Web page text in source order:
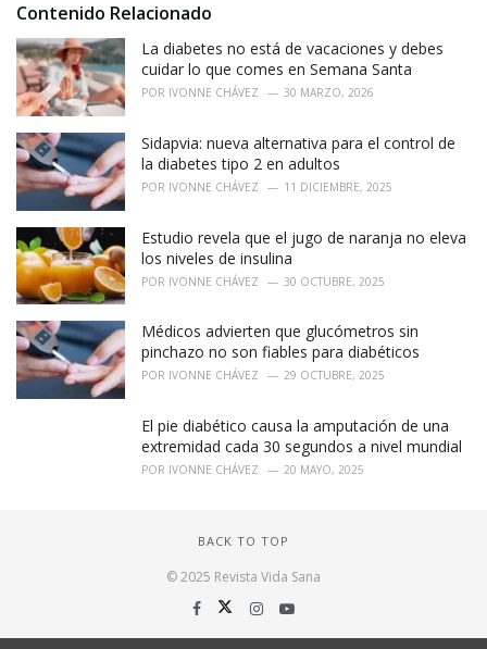
Contenido Relacionado
La diabetes no está de vacaciones y debes
cuidar lo que comes en Semana Santa
POR IVONNE CHÁVEZ 30 MARZO, 2026
Sidapvia: nueva alternativa para el control de
la diabetes tipo 2 en adultos
POR IVONNE CHÁVEZ 11 DICIEMBRE, 2025
Estudio revela que el jugo de naranja no eleva
los niveles de insulina
POR IVONNE CHÁVEZ 30 OCTUBRE, 2025
Médicos advierten que glucómetros sin
pinchazo no son fiables para diabéticos
POR IVONNE CHÁVEZ 29 OCTUBRE, 2025
El pie diabético causa la amputación de una
extremidad cada 30 segundos a nivel mundial
POR IVONNE CHÁVEZ 20 MAYO, 2025
BACK TO TOP
© 2025 Revista Vida Sana